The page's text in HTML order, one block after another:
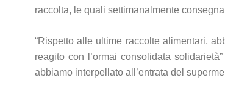
raccolta, le quali settimanalmente
“Rispetto alle ultime raccolte alimentari,
reagito con l’ormai consolidata
abbiamo interpellato all’entrata del